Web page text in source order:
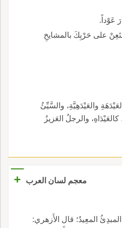
على حَرْبِكَ بالمشايخِ
والعَيْدَهِيَّةِ، والسَّيِّئُ
والرجلُ العَزيزُ
معجم لسان العرب
+
المعِيدُ؛ قال الأَزهري: